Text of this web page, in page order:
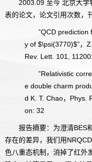
2003.09 至今 北京大
表的论文，论文引用次数，
”QCD
y of $\psi(3770)$”，
Rev. Lett. 101,
”Relativistic
e double charm
d K. T. Chao，Phys.
on: 32
报告摘要：为澄清BES
存在的差异，我们用
色八重态机制，消掉了红外